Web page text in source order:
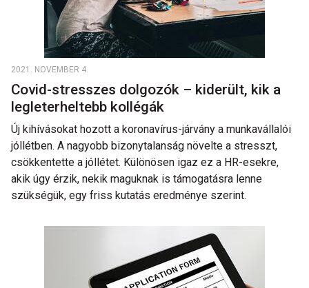
2021. NOVEMBER 4.
Covid-stresszes dolgozók – kiderült, kik a
legleterheltebb kollégák
Új kihívásokat hozott a koronavírus-járvány a munkavállalói
jóllétben. A nagyobb bizonytalanság növelte a stresszt,
csökkentette a jóllétet. Különösen igaz ez a HR-esekre,
akik úgy érzik, nekik maguknak is támogatásra lenne
szükségük, egy friss kutatás eredménye szerint.